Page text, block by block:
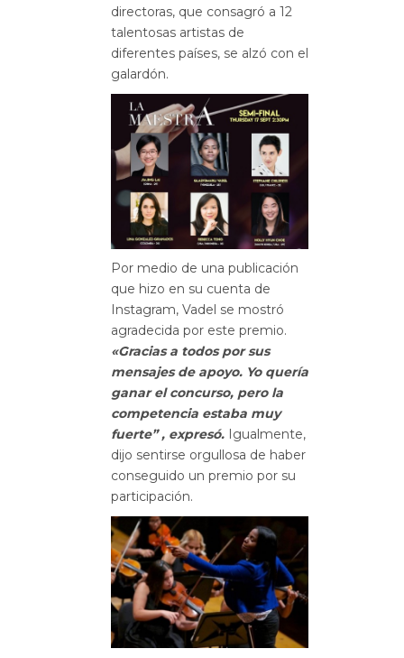
directoras, que consagró a 12
talentosas artistas de
diferentes países, se alzó con el
galardón.
Por medio de una publicación
que hizo en su cuenta de
Instagram, Vadel se mostró
agradecida por este premio.
«Gracias a todos por sus
mensajes de apoyo. Yo quería
ganar el concurso, pero la
competencia estaba muy
fuerte” , expresó. Igualmente,
dijo sentirse orgullosa de haber
conseguido un premio por su
participación.